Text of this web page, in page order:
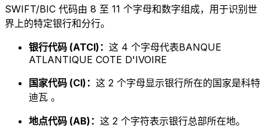
SWIFT/BIC 代码由 8 至 11 个字母和数字组成，用于识别世
界上的特定银行和分行。
银行代码 (ATCI)： 这 4 个字母代表BANQUE
ATLANTIQUE COTE D'IVOIRE
国家代码 (CI)： 这 2 个字母显示银行所在的国家是科特
迪瓦 。
地点代码 (AB)： 这 2 个字符表示银行总部所在地。